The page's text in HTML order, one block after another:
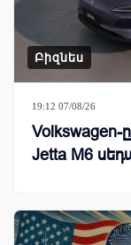
Բիզնես
19:12 07/08/26
Volkswagen-
Jetta M6